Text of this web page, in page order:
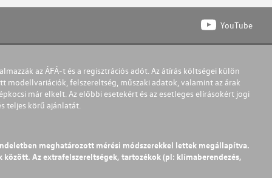
YouTube
az ÁFÁ-t és a regisztrációs adót. Az átírás költségei külön
felszereltség, műszaki adatok, valamint az árak
már elkelt. Az előbbi esetekért és az esetleges elírásokért jogi
teljes körű ajánlatát.
meghatározott mérési módszerekkel lettek megállapítva.
Az extrafelszereltségek, tartozékok (pl: klímaberendezés,